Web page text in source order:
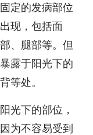
定的发病部位
现，包括面
、腿部等。但
露于阳光下的
等处。
光下的部位，
为不容易受到